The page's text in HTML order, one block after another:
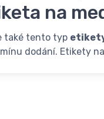
na
také tento typ
dodání. Etikety